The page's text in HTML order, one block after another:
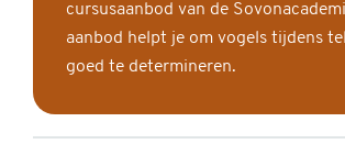
cursusaanbod van de
aanbod helpt je om vogels tijdens
goed te determineren.